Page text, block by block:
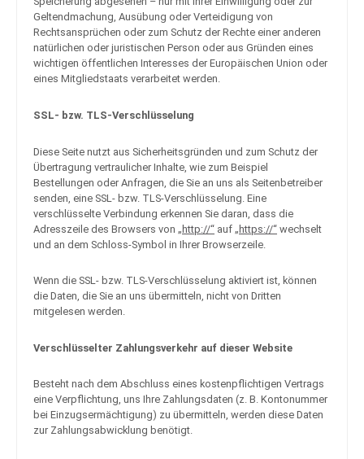
Geltendmachung, Ausübung oder Verteidigung von
Rechtsansprüchen oder zum Schutz der Rechte einer anderen
natürlichen oder juristischen Person oder aus Gründen eines
wichtigen öffentlichen Interesses der Europäischen Union oder
eines Mitgliedstaats verarbeitet werden.
SSL- bzw. TLS-Verschlüsselung
Diese Seite nutzt aus Sicherheitsgründen und zum Schutz der
Übertragung vertraulicher Inhalte, wie zum Beispiel
Bestellungen oder Anfragen, die Sie an uns als Seitenbetreiber
senden, eine SSL- bzw. TLS-Verschlüsselung. Eine
verschlüsselte Verbindung erkennen Sie daran, dass die
Adresszeile des Browsers von „http://“ auf „https://“ wechselt
und an dem Schloss-Symbol in Ihrer Browserzeile.
Wenn die SSL- bzw. TLS-Verschlüsselung aktiviert ist, können
die Daten, die Sie an uns übermitteln, nicht von Dritten
mitgelesen werden.
Verschlüsselter Zahlungsverkehr auf dieser Website
Besteht nach dem Abschluss eines kostenpflichtigen Vertrags
eine Verpflichtung, uns Ihre Zahlungsdaten (z. B. Kontonummer
bei Einzugsermächtigung) zu übermitteln, werden diese Daten
zur Zahlungsabwicklung benötigt.